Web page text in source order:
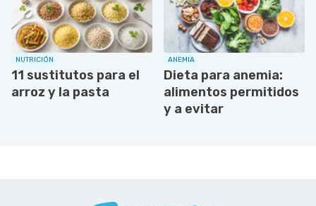
NUTRICIÓN
11 sustitutos para el
arroz y la pasta
ANEMIA
Dieta para anemia:
alimentos permitidos
y a evitar